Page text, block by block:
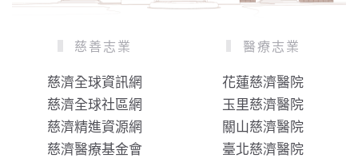
慈善志業
慈濟全球資訊網
慈濟全球社區網
慈濟精進資源網
慈濟醫療基金會
醫療志業
花蓮慈濟醫院
玉里慈濟醫院
關山慈濟醫院
臺北慈濟醫院